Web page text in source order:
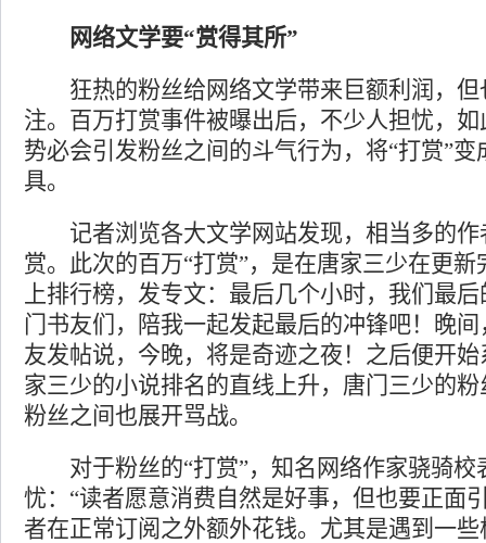
网络文学要“赏得其所”
狂热的粉丝给网络文学带来巨额利润，但
注。百万打赏事件被曝出后，不少人担忧，如
势必会引发粉丝之间的斗气行为，将“打赏”
具。
记者浏览各大文学网站发现，相当多的作
赏。此次的百万“打赏”，是在唐家三少在更
上排行榜，发专文：最后几个小时，我们最
门书友们，陪我一起发起最后的冲锋吧！晚
友发帖说，今晚，将是奇迹之夜！之后便开
家三少的小说排名的直线上升，唐门三少的
粉丝之间也展开骂战。
对于粉丝的“打赏”，知名网络作家骁骑校
忧：“读者愿意消费自然是好事，但也要正面
者在正常订阅之外额外花钱。尤其是遇到一